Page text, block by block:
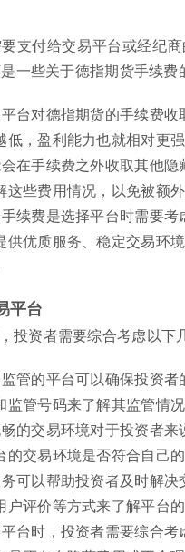
支付给交易平台或经纪
一些关于德指期货手续费
台对德指期货的手续费
，盈利能力也就相对更强
在手续费之外收取其他
些费用情况，以免被额外
续费是选择平台时需要
优质服务、稳定交易环
平台
投资者需要综合考虑以下
管的平台可以确保投资
管号码来了解其监管情况
的交易环境对于投资者
交易环境是否符合自己的
可以帮助投资者及时解
评价等方式来了解平台的
台时，投资者需要综合